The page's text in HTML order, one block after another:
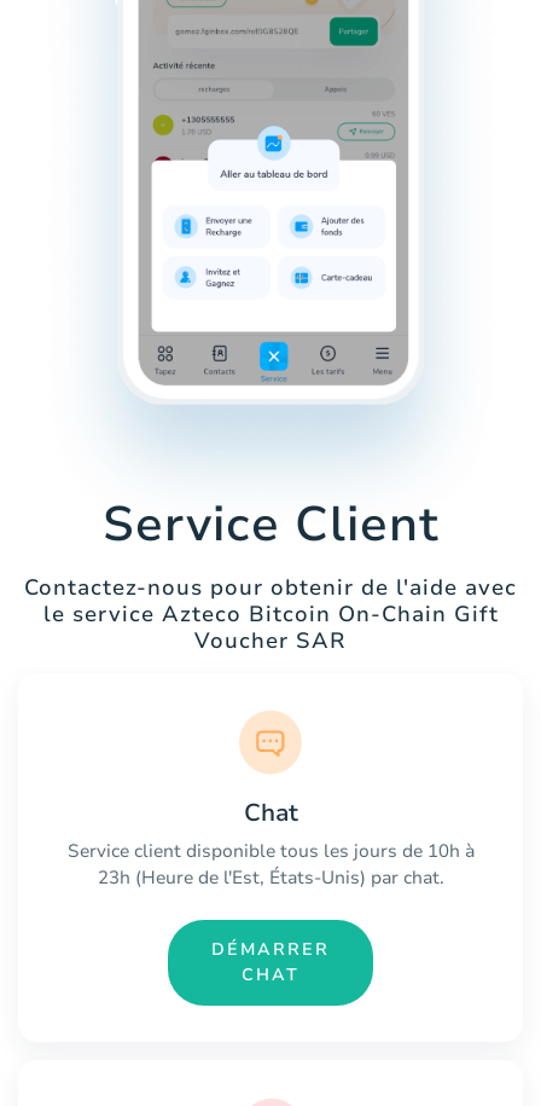
Service Client
Contactez-nous pour obtenir de l'aide avec
le service Azteco Bitcoin On-Chain Gift
Voucher SAR
Chat
Service client disponible tous les jours de 10h à
23h (Heure de l'Est, États-Unis) par chat.
DÉMARRER
CHAT